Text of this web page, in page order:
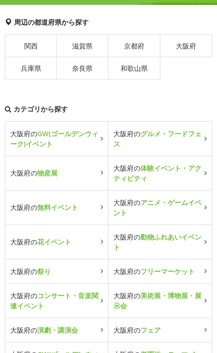
周辺の都道府県から探す
関西 滋賀県 京都府 大阪府
兵庫県 奈良県 和歌山県
カテゴリから探す
大阪府のGW(ゴールデンウィ
ーク)イベント
大阪府のグルメ・フードフェ
ス
大阪府の物産展
大阪府の体験イベント・アク
ティビティ
大阪府の無料イベント
大阪府のアニメ・ゲームイベ
ント
大阪府の花イベント
大阪府の動物ふれあいイベン
ト
大阪府の祭り 大阪府のフリーマーケット
大阪府のコンサート・音楽関
連イベント
大阪府の美術展・博物展・展
示会
大阪府の演劇・講演会 大阪府のフェア